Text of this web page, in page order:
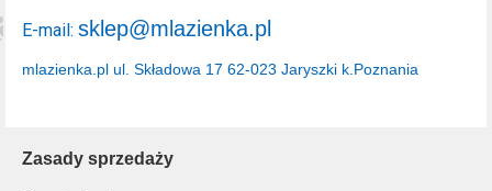
Zasady sprzedaży
mlazienka.pl ul. Składowa 17 62-023 Jaryszki k.Poznania
E-mail: sklep@mlazienka.pl